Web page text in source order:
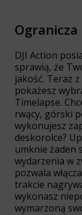
DJI Action
sprawią, że
jakość. Teraz
pokażesz
Timelapse.
rwący, górski
wykonujesz
deskorolce?
umknie żaden
wydarzenia w
pozwala
trakcie
wykonasz
wymarzoną